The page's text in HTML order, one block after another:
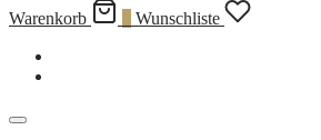
Warenkorb
Wunschliste